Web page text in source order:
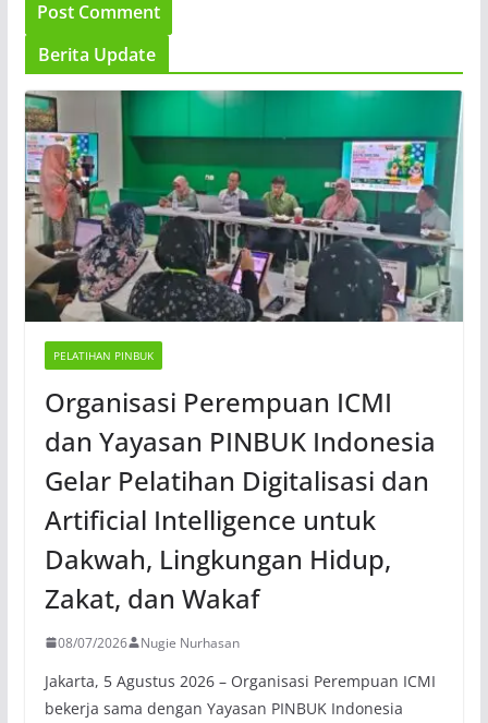
Berita Update
PELATIHAN PINBUK
Organisasi Perempuan ICMI
dan Yayasan PINBUK Indonesia
Gelar Pelatihan Digitalisasi dan
Artificial Intelligence untuk
Dakwah, Lingkungan Hidup,
Zakat, dan Wakaf
08/07/2026 Nugie Nurhasan
Jakarta, 5 Agustus 2026 – Organisasi Perempuan ICMI
bekerja sama dengan Yayasan PINBUK Indonesia